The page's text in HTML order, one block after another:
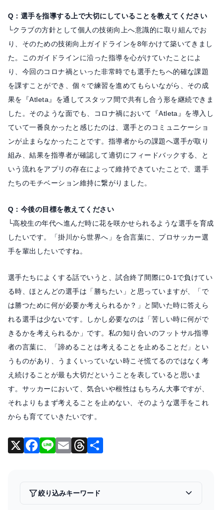
Q：選手を指導する上で大切にしていることを教えてください
└クラブの方針として個人の技術向上へ意識的に取り組んでお
り、そのための技術向上ガイドラインを8年かけて築いてきまし
た。このガイドラインに沿った指導を心がけていたことによ
り、今回のコロナ禍といった非常時でも選手たちへ的確な課題
を課すことができ、個々で練習を進めてもらいながら、その成
果を『Atleta』を通してスタッフ間で共有し合う形を継続できま
した。そのような面でも、コロナ禍において『Atleta』を導入し
ていて一番良かったと感じたのは、選手とのコミュニケーショ
ンが止まらなかったことです。指導者からの課題へ選手が取り
組み、結果を指導者が確認して適切にフィードバックする、と
いう流れをアプリの存在によって維持できていたことで、選手
たちのモチベーション維持に繋がりました。
Q：今後の目標を教えてください
└高校生の年代へ進んだ時に花を咲かせられるような選手を育成
したいです。「掛川から世界へ」を合言葉に、プロサッカー選
手を輩出したいですね。
選手たちによくする話でいうと、試合終了間際に0-1で負けてい
る時、ほとんどの選手は「勝ちたい」と思っていますが、「で
は勝つために何が必要か考えられるか？」と聞いた時に答えら
れる選手は少ないです。しかし必要なのは「苦しい時に何がで
きるかを考えられるか」です。私の知り合いのフットサル指導
者の言葉に、「諦めることは考えることを止めることだ」とい
うものがあり、うまくいっていない時こそ慌てるのではなく考
え続けることが最も大切だということを表していると思いま
す。サッカーにおいて、気合いや根性はもちろん大事ですが、
それよりもまず考えることを止めない、そのような選手をこれ
からも育てていきたいです。
X F
e
Li E
l
T
a
絞り込みキーワード